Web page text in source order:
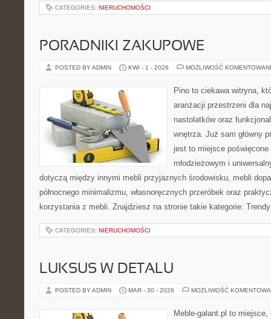
CATEGORIES: NIERUCHOMOŚCI
PORADNIKI ZAKUPOWE
POSTED BY ADMIN KWI - 1 - 2026 MOŻLIWOŚĆ
Pino to ciekawa witryna,
aranżacji przestrzeni dla
nastolatków oraz
wnętrza. Już sam główny
jest to miejsce
młodzieżowym i
dotyczą między innymi mebli przyjaznych środowisku, mebli
północnego minimalizmu, własnoręcznych przeróbek oraz
korzystania z mebli. Znajdziesz na stronie takie kategorie:
CATEGORIES: NIERUCHOMOŚCI
LUKSUS W DETALU
POSTED BY ADMIN MAR - 30 - 2026 MOŻLIWOŚĆ
Meble-galant.pl to